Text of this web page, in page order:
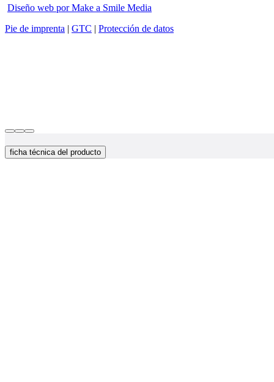
Diseño web por Make a Smile Media
Pie de imprenta | GTC | Protección de datos
ficha técnica del producto